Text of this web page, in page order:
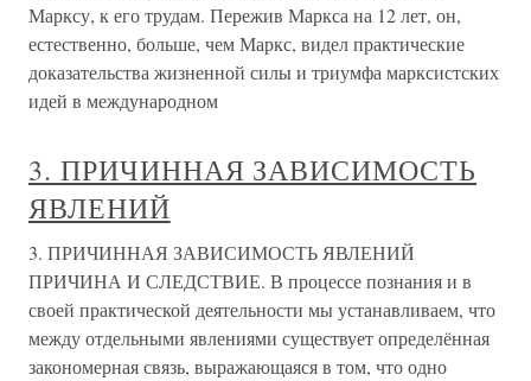
Марксу, к его трудам. Пережив Маркса на 12 лет, он,
естественно, больше, чем Маркс, видел практические
доказательства жизненной силы и триумфа марксистских
идей в международном
3. ПРИЧИННАЯ ЗАВИСИМОСТЬ
ЯВЛЕНИЙ
3. ПРИЧИННАЯ ЗАВИСИМОСТЬ ЯВЛЕНИЙ
ПРИЧИНА И СЛЕДСТВИЕ. В процессе познания и в
своей практической деятельности мы устанавливаем, что
между отдельными явлениями существует определённая
закономерная связь, выражающаяся в том, что одно